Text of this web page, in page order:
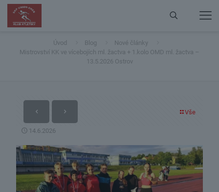
Mistrovství KK ve vícebojích ml. žactva + 1.kolo OMD
Úvod Blog
Nové články
Mistrovství KK ve vícebojích ml. žactva + 1.kolo OMD ml. žactva –
13.5.2026 Ostrov
Vše
14.6.2026